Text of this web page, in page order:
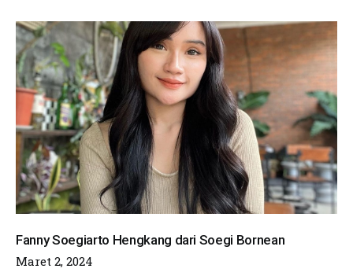
Fanny Soegiarto Hengkang dari Soegi Bornean
Maret 2, 2024